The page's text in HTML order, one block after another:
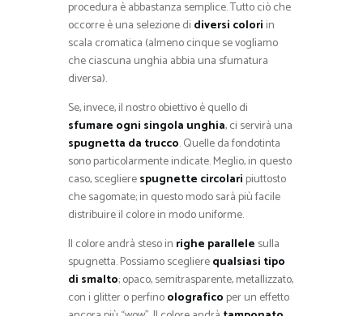
procedura è abbastanza semplice. Tutto ciò che
occorre è una selezione di diversi colori in
scala cromatica (almeno cinque se vogliamo
che ciascuna unghia abbia una sfumatura
diversa).
Se, invece, il nostro obiettivo è quello di
sfumare ogni singola unghia, ci servirà una
spugnetta da trucco. Quelle da fondotinta
sono particolarmente indicate. Meglio, in questo
caso, sceglierespugnette circolari piuttosto
che sagomate; in questo modo sarà più facile
distribuire il colore in modo uniforme.
Il colore andrà steso in righe parallele sulla
spugnetta. Possiamo sceglierequalsiasi tipo
di smalto; opaco, semitrasparente, metallizzato,
con i glitter o perfinoolografico per un effetto